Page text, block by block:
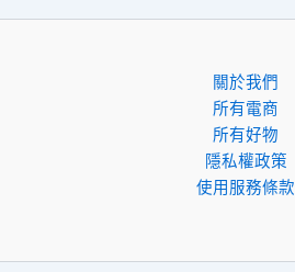
關於我們
所有電商
所有好物
隱私權政策
使用服務條款